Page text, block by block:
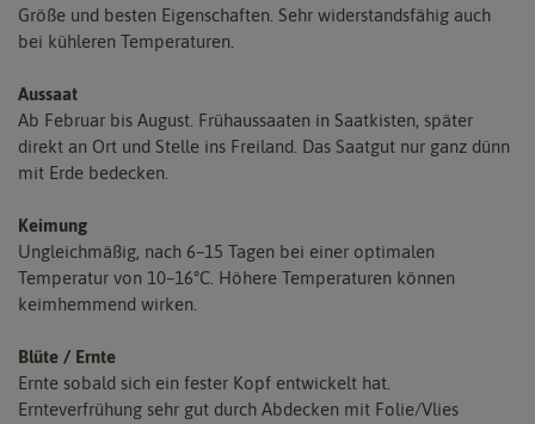
Größe und besten Eigenschaften. Sehr widerstandsfähig auch
bei kühleren Temperaturen.
Aussaat
Ab Februar bis August. Frühaussaaten in Saatkisten, später
direkt an Ort und Stelle ins Freiland. Das Saatgut nur ganz dünn
mit Erde bedecken.
Keimung
Ungleichmäßig, nach 6–15 Tagen bei einer optimalen
Temperatur von 10–16°C. Höhere Temperaturen können
keimhemmend wirken.
Blüte / Ernte
Ernte sobald sich ein fester Kopf entwickelt hat.
Ernteverfrühung sehr gut durch Abdecken mit Folie/Vlies